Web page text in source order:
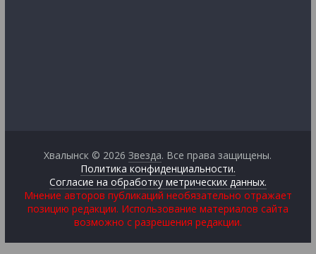
Хвалынск © 2026Звезда. Все права защищены.
Политика конфиденциальности.
Согласие на обработку метрических данных.
Мнение авторов публикаций необязательно отражает
позицию редакции. Использование материалов сайта
возможно с разрешения редакции.